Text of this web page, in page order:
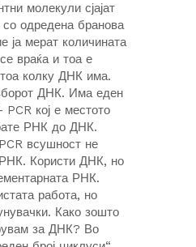
молекули сјајат
одредена бранова
ја мерат количината
враќа и тоа е
колку ДНК има.
ДНК. Има еден
PCR кој е местото
РНК до ДНК.
всушност не
Користи ДНК, но
РНК.
работа, но
Како зошто
за ДНК? Во